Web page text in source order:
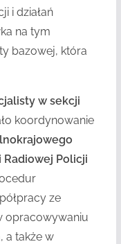
i działań
na tym
bazowej, która
w sekcji
koordynowanie
Policji
ze
opracowywaniu
a także w